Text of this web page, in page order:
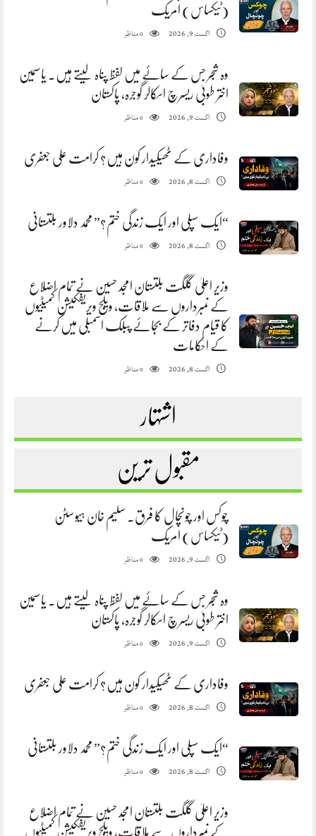
(ٹیکساس) امریک
اگست 9, 2026 0مناظر
وہ شجر جس کے سائے میں لفظ پناہ لیتے ہیں. یاسمین
اختر طوبیٰ ریسرچ اسکالر گوجرہ، پاکستان
اگست 9, 2026 0مناظر
وفاداری کے ٹھیکیدار کون ہیں؟ کرامت علی جعفری
اگست 8, 2026 0مناظر
“ایک سپلی اور ایک زندگی ختم؟” محمد دلاور بلتستانی
اگست 8, 2026 0مناظر
وزیر اعلیٰ گلگت بلتستان امجد حسین نے تمام اضلاع
کے نمبرداروں سے ملاقات، ویلج ویریفکیشن کمیٹیوں
کا قیام دفاتر کے بجائے پبلک اسمبلی میں کرنے
کے احکامات
اگست 8, 2026 0مناظر
اشتہار
مقبول ترین
چوکس اور چونچال کا فرق. سلیم خان ہیوسٹن
(ٹیکساس) امریک
اگست 9, 2026 0مناظر
وہ شجر جس کے سائے میں لفظ پناہ لیتے ہیں. یاسمین
اختر طوبیٰ ریسرچ اسکالر گوجرہ، پاکستان
اگست 9, 2026 0مناظر
وفاداری کے ٹھیکیدار کون ہیں؟ کرامت علی جعفری
اگست 8, 2026 0مناظر
“ایک سپلی اور ایک زندگی ختم؟” محمد دلاور بلتستانی
اگست 8, 2026 0مناظر
وزیر اعلیٰ گلگت بلتستان امجد حسین نے تمام اضلاع
کے نمبرداروں سے ملاقات، ویلج ویریفکیشن کمیٹیوں